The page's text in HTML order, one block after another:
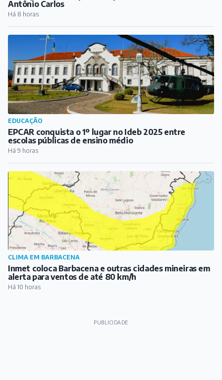
Antônio Carlos
Há 8 horas
EDUCAÇÃO
EPCAR conquista o 1º lugar no Ideb 2025 entre
escolas públicas de ensino médio
Há 9 horas
CLIMA EM BARBACENA
Inmet coloca Barbacena e outras cidades mineiras em
alerta para ventos de até 80 km/h
Há 10 horas
PUBLICIDADE